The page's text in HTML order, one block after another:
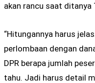
akan rancu saat ditanya
“Hitungannya harus
perlombaan dengan
DPR berapa jumlah
tahu. Jadi harus detail